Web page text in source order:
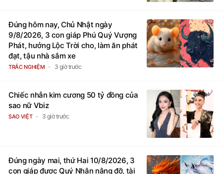
Đúng hôm nay, Chủ Nhật ngày
9/8/2026, 3 con giáp Phú Quý Vượng
Phát, hưởng Lộc Trời cho, làm ăn phát
đạt, tậu nhà sắm xe
TRẮC NGHIỆM 3 giờ trước
Chiếc nhẫn kim cương 50 tỷ đồng của
sao nữ Vbiz
SAO VIỆT 3 giờ trước
Đúng ngày mai, thứ Hai 10/8/2026, 3
con giáp được Quý Nhân nâng đỡ, tài